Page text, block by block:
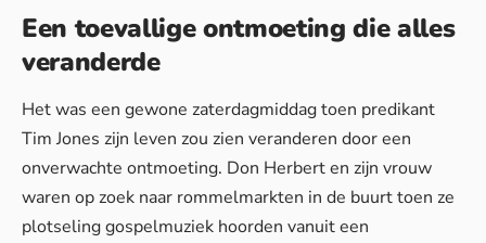
Een toevallige ontmoeting die alles
veranderde
Het was een gewone zaterdagmiddag toen predikant
Tim Jones zijn leven zou zien veranderen door een
onverwachte ontmoeting. Don Herbert en zijn vrouw
waren op zoek naar rommelmarkten in de buurt toen ze
plotseling gospelmuziek hoorden vanuit een